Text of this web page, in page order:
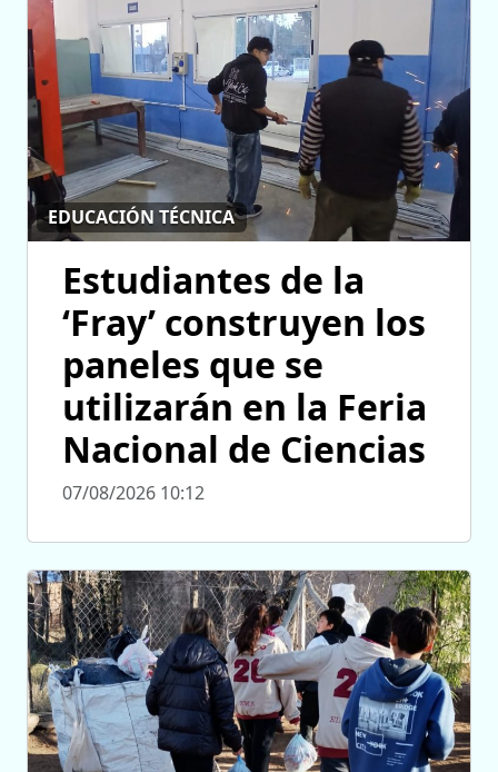
EDUCACIÓN TÉCNICA
Estudiantes de la
‘Fray’ construyen los
paneles que se
utilizarán en la Feria
Nacional de Ciencias
07/08/2026 10:12